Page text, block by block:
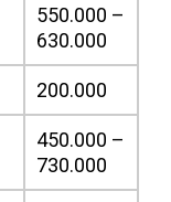
550.000 –
630.000
200.000
450.000 –
730.000